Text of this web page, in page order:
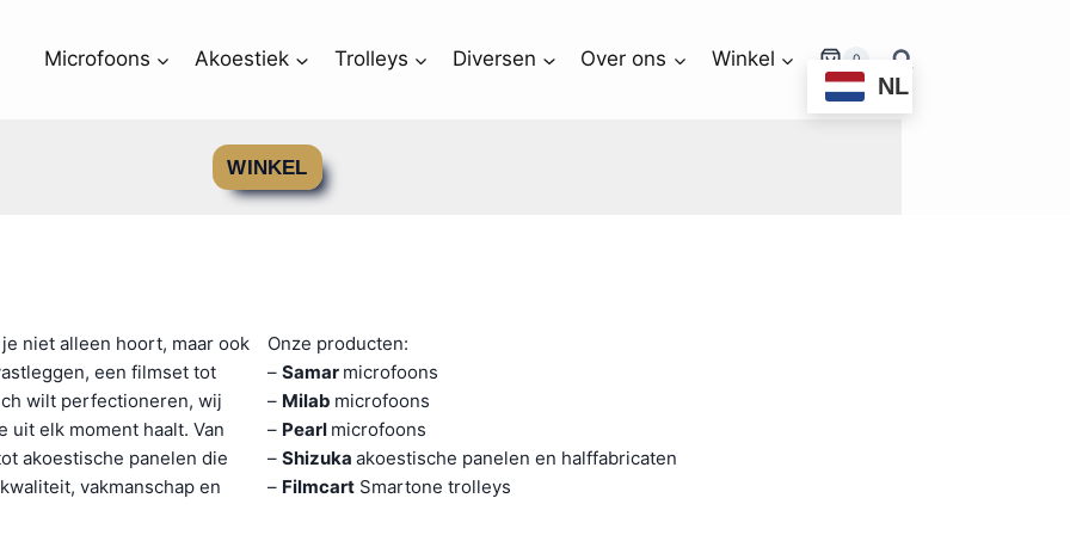
Microfoons Akoestiek Trolleys Diversen Over ons Winkel
NL
0
WINKEL
niet alleen hoort, maar ook
een filmset tot
wilt perfectioneren, wij
uit elk moment haalt. Van
akoestische panelen die
vakmanschap en
Onze producten:
– Samar microfoons
– Milab microfoons
– Pearl microfoons
– Shizuka akoestische panelen en halffabricaten
– Filmcart Smartone trolleys